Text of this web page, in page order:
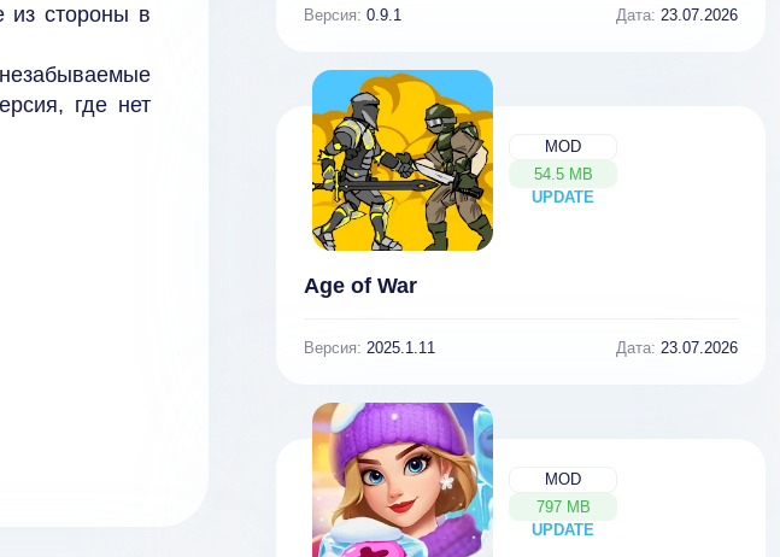
из стороны в
где нет
Версия: 0.9.1 Дата: 23.07.2026
MOD
54.5 MB
UPDATE
NEW
Age of War
Версия: 2025.1.11 Дата: 23.07.2026
MOD
797 MB
UPDATE
NEW